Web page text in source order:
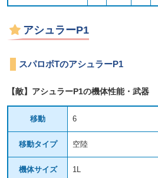
アシュラーP1
スパロボTのアシュラーP1
【敵】アシュラーP1の機体性能・武器
移動 6
移動タイプ 空陸
機体サイズ 1L